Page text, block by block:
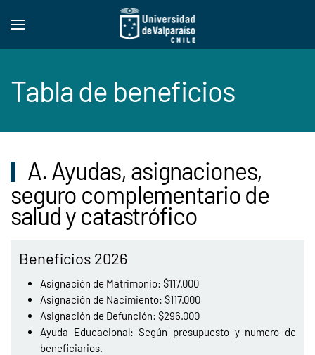
Skip to main content
Tabla de beneficios
A. Ayudas, asignaciones,
seguro complementario de
salud y catastrófico
Beneficios 2026
Asignación de Matrimonio: $117.000
Asignación de Nacimiento: $117.000
Asignación de Defunción: $296.000
Ayuda Educacional: Según presupuesto y numero de
beneficiarios.